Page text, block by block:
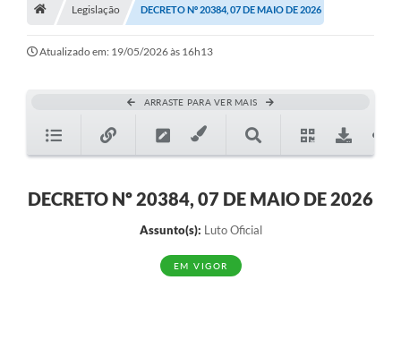
A História
Galeria de Fotos
Legislação DECRETO Nº 20384, 07 DE MAIO DE 2026
Atualizado em: 19/05/2026 às 16h13
ARRASTE PARA VER MAIS
DECRETO Nº 20384, 07 DE MAIO DE 2026
Assunto(s): Luto Oficial
EM VIGOR